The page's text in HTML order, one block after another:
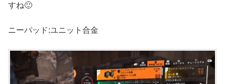
すね🙂
ニーパッド:ユニット合金